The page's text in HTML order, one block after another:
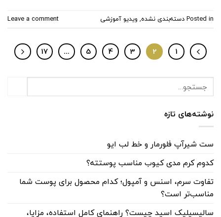
Posted inدسته‌بندی نشده, ویدیو آموزشی Leave a comment
1
2
3
4
5
…
17
نوشته‌های تازه
ست شیرآپ فلورمار و خط لب ایو
کدوم کرم مدی کیوب مناسب پوستته؟
تفاوت سرم، اسنس و آمپول؛ کدام محصول برای پوست شما
مناسب‌تر است؟
سالیسیلیک اسید چیست؟ راهنمای کامل استفاده، مزایا،